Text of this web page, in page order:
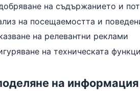
на съдържанието и
на посещаемостта и
на релевантни реклами
на техническата
на информация